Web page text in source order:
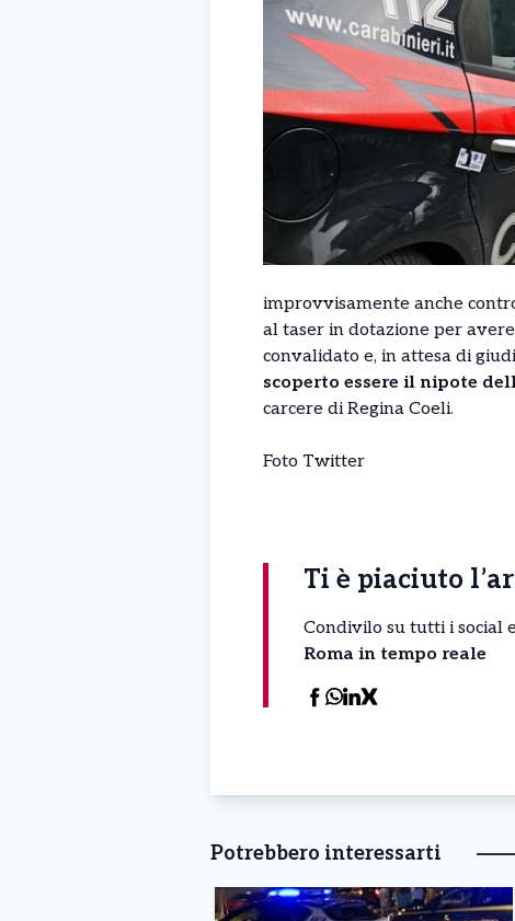
improvvisamente anche
al taser in dotazione per
convalidato e, in attesa di
scoperto essere il nipote
carcere di Regina Coeli.
Foto Twitter
Ti è piaciuto
Condivilo su tutti i social
Roma in tempo reale
Potrebbero interessarti